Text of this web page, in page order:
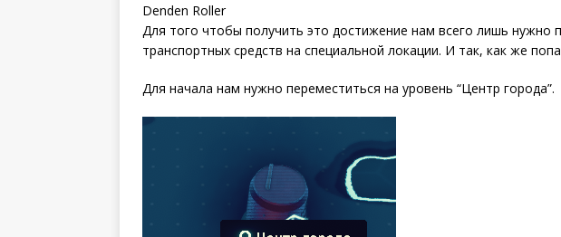
Denden Roller
Для того чтобы получить это достижение нам всего лишь нужно
транспортных средств на специальной локации. И так, как же
Для начала нам нужно переместиться на уровень “Центр города”.